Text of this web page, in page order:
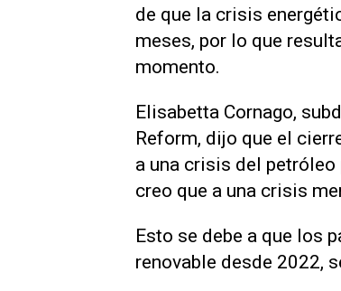
de que la crisis
meses, por lo que
momento.
Elisabetta Cornago,
Reform, dijo ‌que el
a una crisis del
creo que a una crisis
Esto se debe a que los
renovable desde 2022,